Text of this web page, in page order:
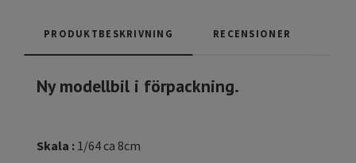
PRODUKTBESKRIVNING RECENSIONER
Ny modellbil i förpackning.
Skala : 1/64 ca 8cm